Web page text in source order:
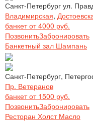
Санкт-Петербург ул.
Владимирская,
банкет от 4000 руб.
ПозвонитьЗабронировать
Банкетный зал Шампань
Санкт-Петербург,
Пр. Ветеранов
банкет от 1500 руб.
ПозвонитьЗабронировать
Ресторан Холст Масло